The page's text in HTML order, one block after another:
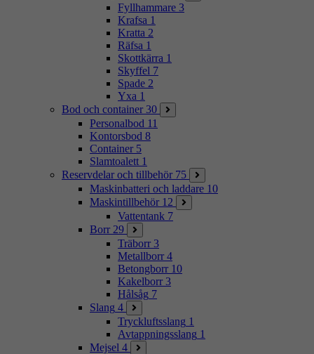
Fyllhammare 3
Krafsa 1
Kratta 2
Räfsa 1
Skottkärra 1
Skyffel 7
Spade 2
Yxa 1
Bod och container 30
Personalbod 11
Kontorsbod 8
Container 5
Slamtoalett 1
Reservdelar och tillbehör 75
Maskinbatteri och laddare 10
Maskintillbehör 12
Vattentank 7
Borr 29
Träborr 3
Metallborr 4
Betongborr 10
Kakelborr 3
Hålsåg 7
Slang 4
Tryckluftsslang 1
Avtappningsslang 1
Mejsel 4